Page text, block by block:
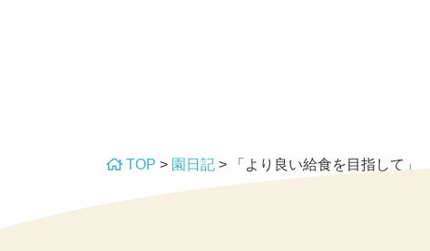
TOP > 園日記 > 「より良い給食を目指して」